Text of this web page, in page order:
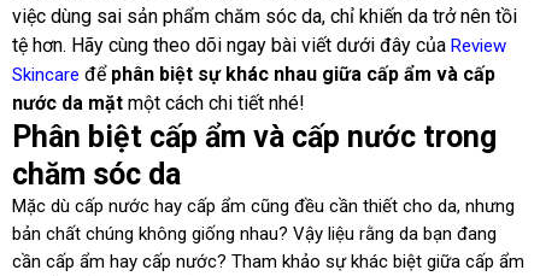
việc dùng sai sản phẩm chăm sóc da, chỉ khiến da trở nên tồi
tệ hơn. Hãy cùng theo dõi ngay bài viết dưới đây của Review
Skincare để phân biệt sự khác nhau giữa cấp ẩm và cấp
nước da mặt một cách chi tiết nhé!
Phân biệt cấp ẩm và cấp nước trong
chăm sóc da
Mặc dù cấp nước hay cấp ẩm cũng đều cần thiết cho da, nhưng
bản chất chúng không giống nhau? Vậy liệu rằng da bạn đang
cần cấp ẩm hay cấp nước? Tham khảo sự khác biệt giữa cấp ẩm